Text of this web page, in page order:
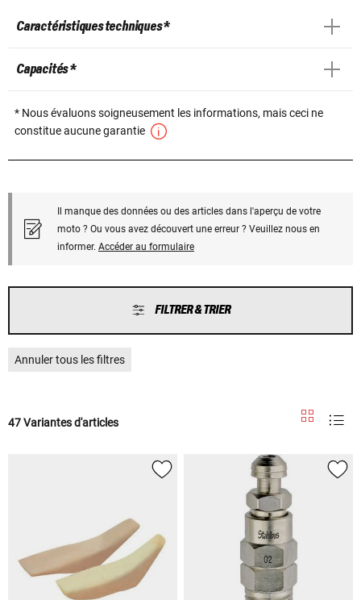
Caractéristiques techniques *
Capacités *
* Nous évaluons soigneusement les informations, mais ceci ne
constitue aucune garantie
Il manque des données ou des articles dans l'aperçu de votre
moto ? Ou vous avez découvert une erreur ? Veuillez nous en
informer. Accéder au formulaire
FILTRER & TRIER
Annuler tous les filtres
47 Variantes d'articles